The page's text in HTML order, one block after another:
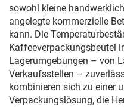
sowohl kleine
angelegte kommerzielle
kann. Die
Kaffeeverpackungsbeutel
Lagerumgebungen – von
Verkaufsstellen –
kombinieren sich zu einer
Verpackungslösung, die